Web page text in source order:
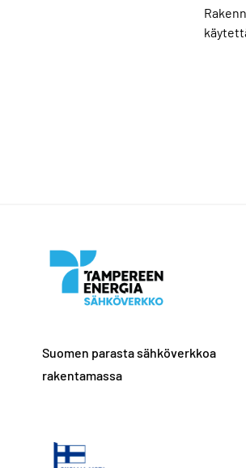
Suomen parasta sähköverkkoa
rakentamassa